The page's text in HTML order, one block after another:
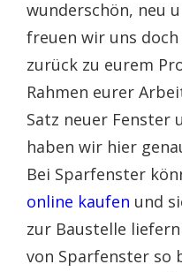
wunderschön, neu
freuen wir uns
zurück zu eurem
Rahmen eurer
Satz neuer Fenster
haben wir hier
Bei Sparfenster
online kaufen und
zur Baustelle
von Sparfenster so